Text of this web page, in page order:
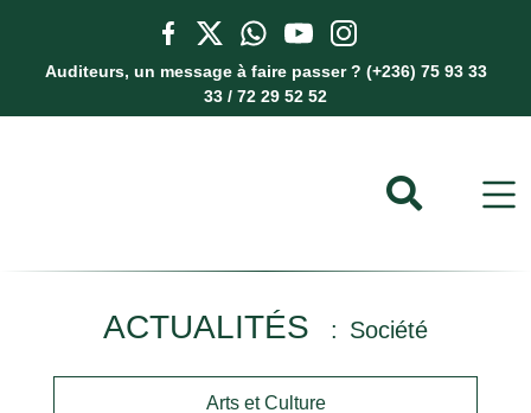
Auditeurs, un message à faire passer ? (+236) 75 93 33
33 / 72 29 52 52
ACTUALITÉS Société
Arts et Culture